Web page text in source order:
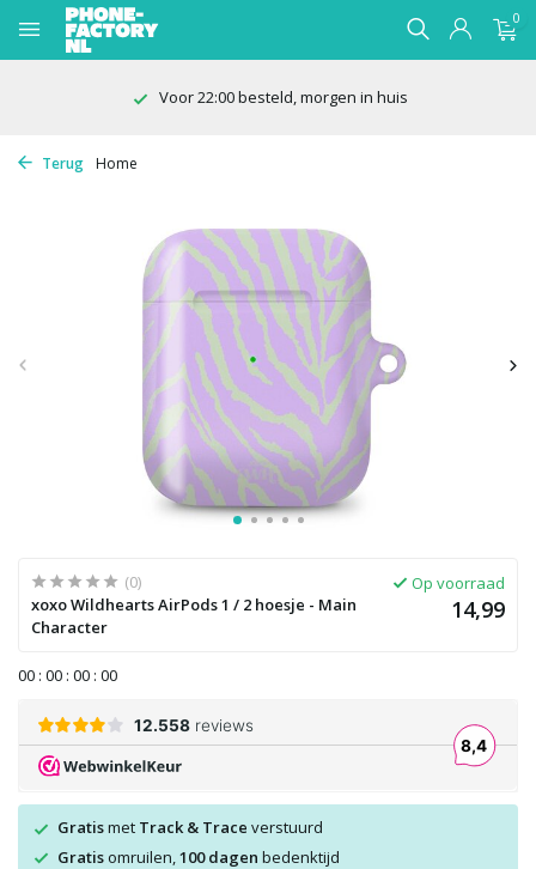
0
Voor 22:00 besteld, morgen in huis
Terug Home
(0)
xoxo Wildhearts AirPods 1 / 2 hoesje - Main
Character
Op voorraad
14,99
00 : 00 : 00 : 00
Gratismet Track & Trace verstuurd
Gratisomruilen, 100 dagen bedenktijd